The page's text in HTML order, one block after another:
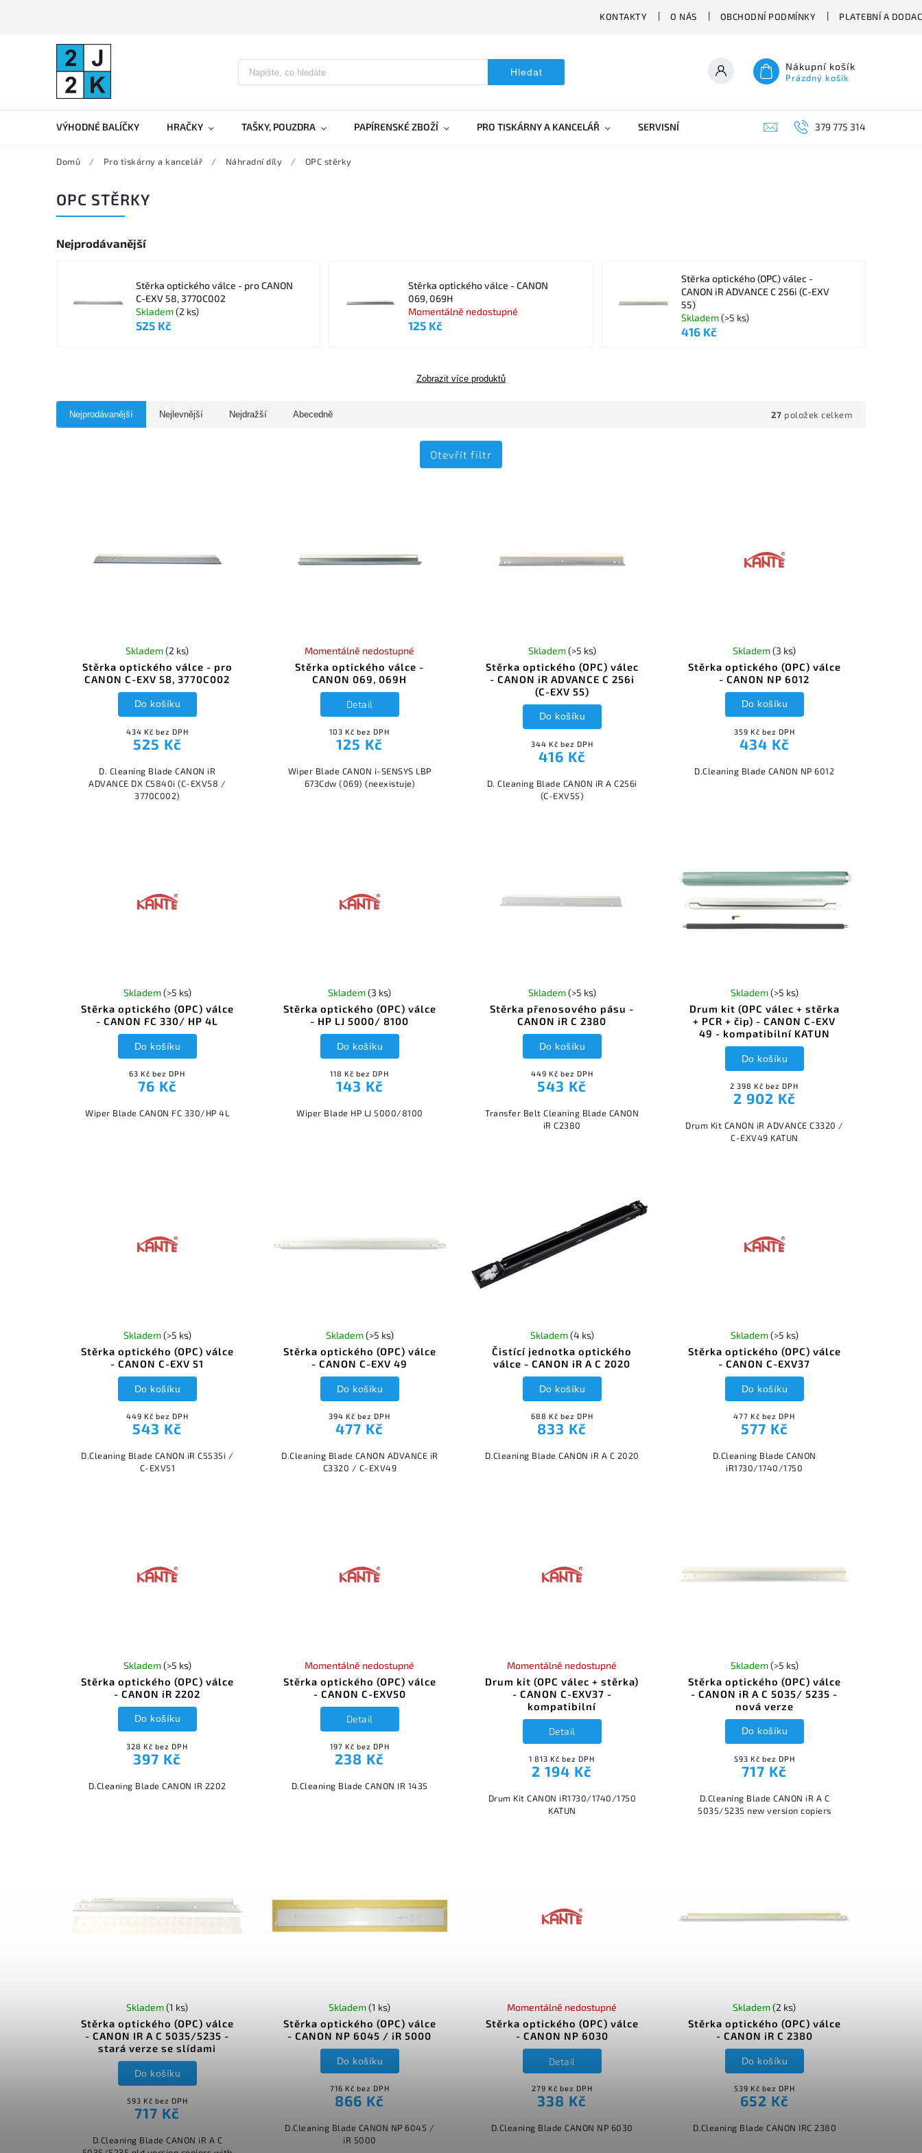
KONTAKTY O NÁS OBCHODNÍ PODMÍNKY PLATEBNÍ A
Hledat Nákupní košík
Prázdný košík
VÝHODNÉ BALÍČKY HRAČKY TAŠKY, POUZDRA PAPÍRENSKÉ ZBOŽÍ PRO TISKÁRNY A KANCELÁŘ SERVISNÍ VYSAVAČE 379 775 314
Domů / Pro tiskárny a kancelář / Náhradní díly / OPC stěrky
OPC STĚRKY
Nejprodávanější
Stěrka optického válce - pro CANON
C-EXV 58, 3770C002
Skladem(2 ks)
525 Kč
Stěrka optického válce - CANON
069, 069H
Momentálně nedostupné
125 Kč
Stěrka optického (OPC) válec -
CANON iR ADVANCE C 256i (C-EXV
55)
Skladem(>5 ks)
416 Kč
Zobrazit více produktů
Nejprodávanější Nejlevnější Nejdražší Abecedně 27 položek celkem
Otevřít filtr
Stěrka optického válce - pro
CANON C-EXV 58, 3770C002
Skladem(2 ks)
434 Kč bez DPH
525 Kč
Do košíku
D. Cleaning Blade CANON iR
ADVANCE DX C5840i (C-EXV58 /
3770C002)
Stěrka optického válce -
CANON 069, 069H
Momentálně nedostupné
103 Kč bez DPH
125 Kč
Detail
Wiper Blade CANON i-SENSYS LBP
673Cdw (069) (neexistuje)
Stěrka optického (OPC) válec
- CANON iR ADVANCE C 256i
(C-EXV 55)
Skladem(>5 ks)
344 Kč bez DPH
416 Kč
Do košíku
D. Cleaning Blade CANON iR A C256i
(C-EXV55)
Stěrka optického (OPC) válce
- CANON NP 6012
Skladem(3 ks)
359 Kč bez DPH
434 Kč
Do košíku
D.Cleaning Blade CANON NP 6012
Stěrka optického (OPC) válce
- CANON FC 330/ HP 4L
Skladem(>5 ks)
63 Kč bez DPH
76 Kč
Do košíku
Wiper Blade CANON FC 330/HP 4L
Stěrka optického (OPC) válce
- HP LJ 5000/ 8100
Skladem(3 ks)
118 Kč bez DPH
143 Kč
Do košíku
Wiper Blade HP LJ 5000/8100
Stěrka přenosového pásu -
CANON iR C 2380
Skladem(>5 ks)
449 Kč bez DPH
543 Kč
Do košíku
Transfer Belt Cleaning Blade CANON
iR C2380
Drum kit (OPC válec + stěrka
+ PCR + čip) - CANON C-EXV
49 - kompatibilní KATUN
Skladem(>5 ks)
2 398 Kč bez DPH
2 902 Kč
Do košíku
Drum Kit CANON iR ADVANCE C3320 /
C-EXV49 KATUN
Stěrka optického (OPC) válce
- CANON C-EXV 51
Skladem(>5 ks)
449 Kč bez DPH
543 Kč
Do košíku
D.Cleaning Blade CANON iR C5535i /
C-EXV51
Stěrka optického (OPC) válce
- CANON C-EXV 49
Skladem(>5 ks)
394 Kč bez DPH
477 Kč
Do košíku
D.Cleaning Blade CANON ADVANCE iR
C3320 / C-EXV49
Čistící jednotka optického
válce - CANON iR A C 2020
Skladem(4 ks)
688 Kč bez DPH
833 Kč
Do košíku
D.Cleaning Blade CANON iR A C 2020
Stěrka optického (OPC) válce
- CANON C-EXV37
Skladem(>5 ks)
477 Kč bez DPH
577 Kč
Do košíku
D.Cleaning Blade CANON
iR1730/1740/1750
Stěrka optického (OPC) válce
- CANON iR 2202
Skladem(>5 ks)
328 Kč bez DPH
397 Kč
Do košíku
D.Cleaning Blade CANON IR 2202
Stěrka optického (OPC) válce
- CANON C-EXV50
Momentálně nedostupné
197 Kč bez DPH
238 Kč
Detail
D.Cleaning Blade CANON IR 1435
Drum kit (OPC válec + stěrka)
- CANON C-EXV37 -
kompatibilní
Momentálně nedostupné
1 813 Kč bez DPH
2 194 Kč
Detail
Drum Kit CANON iR1730/1740/1750
KATUN
Stěrka optického (OPC) válce
- CANON iR A C 5035/ 5235 -
nová verze
Skladem(>5 ks)
593 Kč bez DPH
717 Kč
Do košíku
D.Cleaning Blade CANON iR A C
5035/5235 new version copiers
Stěrka optického (OPC) válce
- CANON IR A C 5035/5235 -
stará verze se slídami
Skladem(1 ks)
593 Kč bez DPH
717 Kč
Do košíku
D.Cleaning Blade CANON iR A C
Stěrka optického (OPC) válce
- CANON NP 6045 / iR 5000
Skladem(1 ks)
716 Kč bez DPH
866 Kč
Do košíku
D.Cleaning Blade CANON NP 6045 /
iR 5000
Stěrka optického (OPC) válce
- CANON NP 6030
Momentálně nedostupné
279 Kč bez DPH
338 Kč
Detail
D.Cleaning Blade CANON NP 6030
Stěrka optického (OPC) válce
- CANON iR C 2380
Skladem(2 ks)
539 Kč bez DPH
652 Kč
Do košíku
D.Cleaning Blade CANON IRC 2380